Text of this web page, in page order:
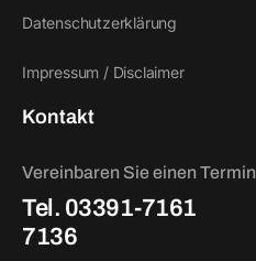
Datenschutzerklärung
Impressum / Disclaimer
Kontakt
Vereinbaren Sie einen Termin
Tel. 03391-7161
7136